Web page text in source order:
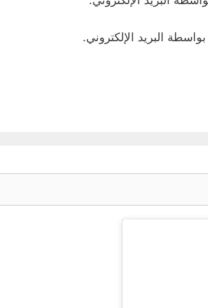
البريد الإلكتروني.